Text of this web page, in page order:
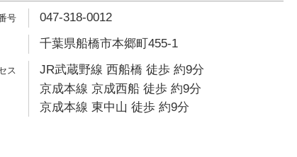
047-318-0012
千葉県船橋市本郷町455-1
JR武蔵野線 西船橋 徒歩 約9分
京成本線 京成西船 徒歩 約9分
京成本線 東中山 徒歩 約9分